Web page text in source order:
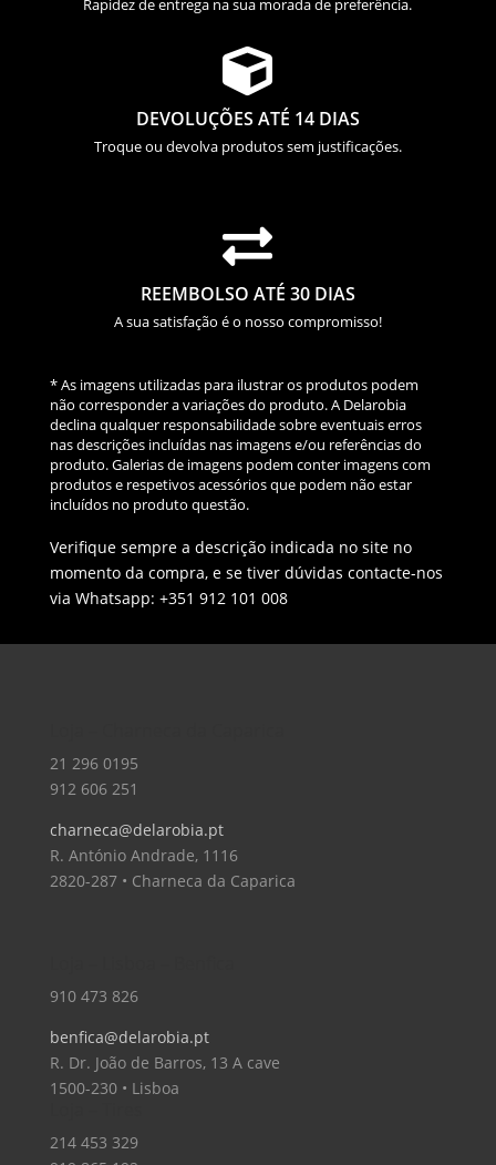
Rapidez de entrega na sua morada de preferência.

DEVOLUÇÕES ATÉ 14 DIAS
Troque ou devolva produtos sem justificações.

REEMBOLSO ATÉ 30 DIAS
A sua satisfação é o nosso compromisso!
* As imagens utilizadas para ilustrar os produtos podem
não corresponder a variações do produto. A Delarobia
declina qualquer responsabilidade sobre eventuais erros
nas descrições incluídas nas imagens e/ou referências do
produto. Galerias de imagens podem conter imagens com
produtos e respetivos acessórios que podem não estar
incluídos no produto questão.
Verifique sempre a descrição indicada no site no
momento da compra, e se tiver dúvidas contacte-nos
via Whatsapp: +351 912 101 008
21 296 0195
912 606 251
charneca@delarobia.pt
R. António Andrade, 1116
2820-287 • Charneca da Caparica
910 473 826
benfica@delarobia.pt
R. Dr. João de Barros, 13 A cave
1500-230 • Lisboa
214 453 329